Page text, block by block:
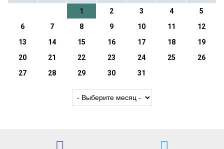
1 2 3 4
5
6
7 8 9 10 11
12
13
14 15 16 17 18
19
20
21 22 23 24 25
26
27
28 29 30 31